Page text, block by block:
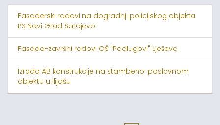
Fasaderski radovi na dogradnji policijskog objekta
PS Novi Grad Sarajevo
Fasada-završni radovi OŠ "Podlugovi" Lješevo
Izrada AB konstrukcije na stambeno-poslovnom
objektu u Ilijašu